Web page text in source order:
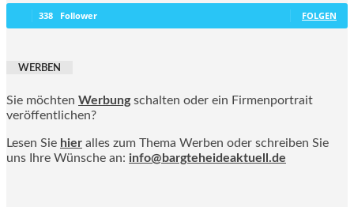
338 Follower FOLGEN
WERBEN
Sie möchten Werbung schalten oder ein Firmenportrait
veröffentlichen?
Lesen Sie hier alles zum Thema Werben oder schreiben Sie
uns Ihre Wünsche an: info@bargteheideaktuell.de